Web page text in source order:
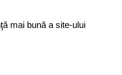
mai bună a site-ului